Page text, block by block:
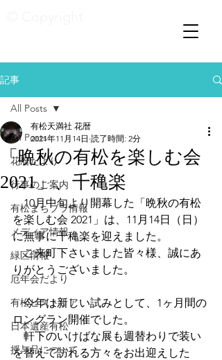
記事
All Posts
花暦たより
行事のご案内
有松まちブラ情報
メディア情報
緑区情報
厄年会だより
有松ヒストリア
日本遺産有松
授与品について
All Posts
「晩秋の有松を楽しむ会
2021」、千穐楽
有松天満社 花暦
2021年11月14日 読了時間: 2分
10月中旬より開幕した「晩秋の有松
を楽しむ会 2021」は、11月14日（日）
に無事に千穐楽を迎えました。
ご来町下さいました皆々様、誠にあ
りがとうございました。
今年は新しい試みとして、1ヶ月間の
ロングラン開催でした。
軒下のいけばな展も週替わりで装い
を替えて訪れる方々をお出迎えした